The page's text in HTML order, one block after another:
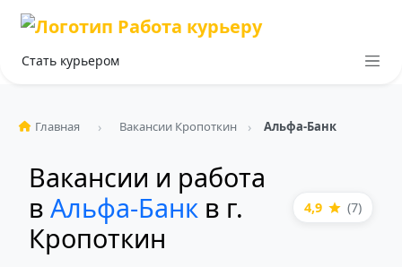
Стать курьером
Главная Вакансии Кропоткин Альфа-Банк
Вакансии и работа
в Альфа-Банк в г.
Кропоткин
4,9 (7)